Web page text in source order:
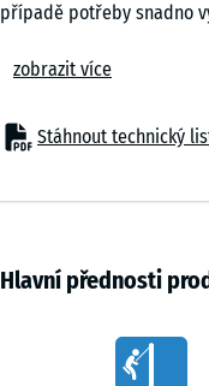
případě potřeby snadno
Dopadová dlaždice o
použití jsou herní zařízení
kombinované prolézačky,
Dlaždice je vyrobena z
polyuretanovým pojivem.
používá bezbarvé pojivo,
zobrazit více
Stáhnout technický
Hlavní přednosti
Characteristics